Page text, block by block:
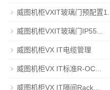
威图机柜VXIT玻璃门预配置1...
威图机柜VXIT玻璃门IP55...
威图机柜VX IT电缆管理
威图机柜VX IT标准R-OC...
威图机柜VX IT隔间Rack...